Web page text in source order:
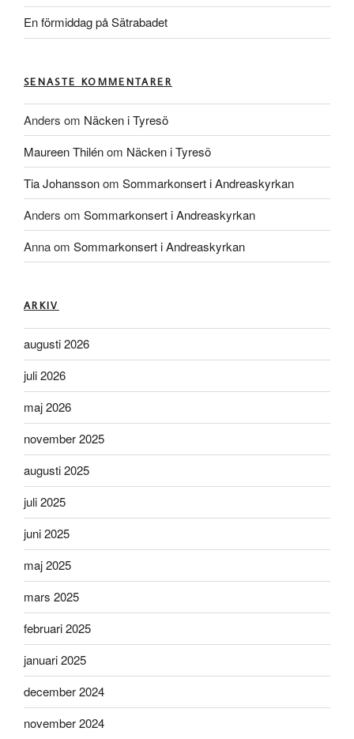
En förmiddag på Sätrabadet
SENASTE KOMMENTARER
Anders om Näcken i Tyresö
Maureen Thilénom Näcken i Tyresö
Tia Johanssonom Sommarkonsert i Andreaskyrkan
Anders om Sommarkonsert i Andreaskyrkan
Annaom Sommarkonsert i Andreaskyrkan
ARKIV
augusti 2026
juli 2026
maj 2026
november 2025
augusti 2025
juli 2025
juni 2025
maj 2025
mars 2025
februari 2025
januari 2025
december 2024
november 2024